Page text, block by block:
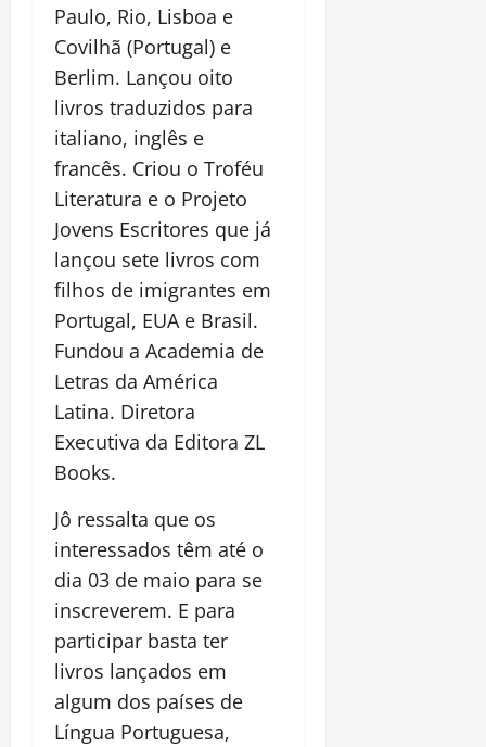
Paulo, Rio, Lisboa e
Covilhã (Portugal) e
Berlim. Lançou oito
livros traduzidos para
italiano, inglês e
francês. Criou o Troféu
Literatura e o Projeto
Jovens Escritores que já
lançou sete livros com
filhos de imigrantes em
Portugal, EUA e Brasil.
Fundou a Academia de
Letras da América
Latina. Diretora
Executiva da Editora ZL
Books.
Jô ressalta que os
interessados têm até o
dia 03 de maio para se
inscreverem. E para
participar basta ter
livros lançados em
algum dos países de
Língua Portuguesa,